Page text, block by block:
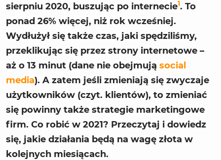
sierpniu 2020, buszując po internecie1. To
ponad 26% więcej, niż rok wcześniej.
Wydłużył się także czas, jaki spędziliśmy,
przeklikując się przez strony internetowe –
aż o 13 minut (dane nie obejmują social
media). A zatem jeśli zmieniają się zwyczaje
użytkowników (czyt. klientów), to zmieniać
się powinny także strategie marketingowe
firm. Co robić w 2021? Przeczytaj i dowiedz
się, jakie działania będą na wagę złota w
kolejnych miesiącach.